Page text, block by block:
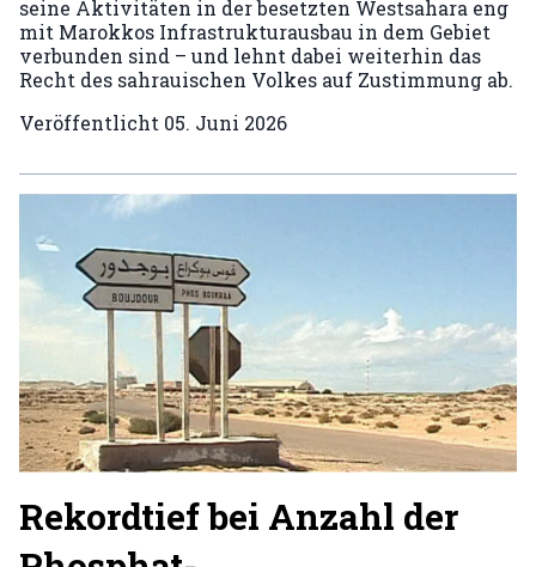
seine Aktivitäten in der besetzten Westsahara eng
mit Marokkos Infrastrukturausbau in dem Gebiet
verbunden sind – und lehnt dabei weiterhin das
Recht des sahrauischen Volkes auf Zustimmung ab.
Veröffentlicht 05. Juni 2026
Rekordtief bei Anzahl der